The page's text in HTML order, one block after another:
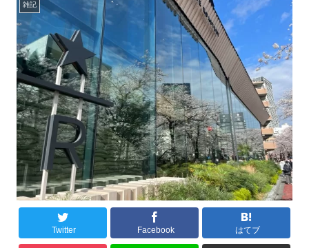
雑記
Twitter Facebook はてブ